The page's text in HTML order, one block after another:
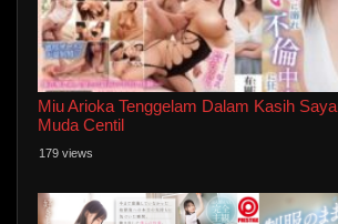
Miu Arioka Tenggelam Dalam Kasih
Muda Centil
179 views